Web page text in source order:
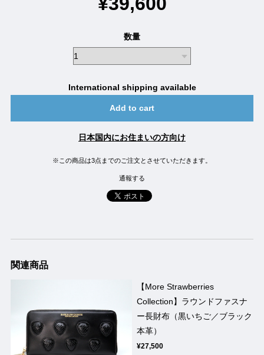
数量
International shipping available
Add to cart
日本国内にお住まいの方向け
※この商品は3点までのご注文とさせていただきます。
通報する
関連商品
【More Strawberries
Collection】ラウンドファスナ
ー長財布（黒いちご／ブラック
本革）
¥27,500